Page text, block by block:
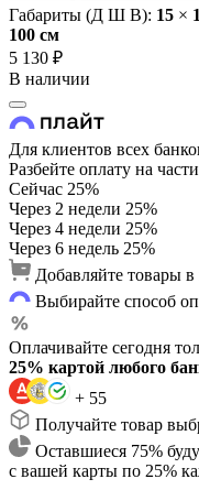
Габариты (Д Ш В): 15 ×
100 cм
5 130 ₽
В наличии
Для клиентов всех
Разбейте оплату на
Сейчас 25%
Через 2 недели 25%
Через 4 недели 25%
Через 6 недель 25%
Добавляйте товары в
Выбирайте способ
Оплачивайте сегодня
25% картой любого
+ 55
Получайте товар
Оставшиеся 75%
с вашей карты по 25%